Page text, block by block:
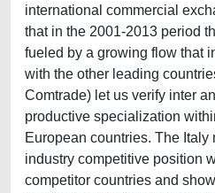
international commercial
that in the 2001-2013 period
fueled by a growing flow that
with the other leading
Comtrade) let us verify inter
productive specialization
European countries. The Italy
industry competitive position
competitor countries and